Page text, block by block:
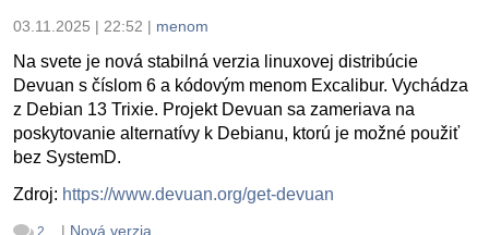
03.11.2025 | 22:52 | menom
Na svete je nová stabilná verzia linuxovej distribúcie
Devuan s číslom 6 a kódovým menom Excalibur. Vychádza
z Debian 13 Trixie. Projekt Devuan sa zameriava na
poskytovanie alternatívy k Debianu, ktorú je možné použiť
bez SystemD.
Zdroj: https://www.devuan.org/get-devuan
2 | Nová verzia